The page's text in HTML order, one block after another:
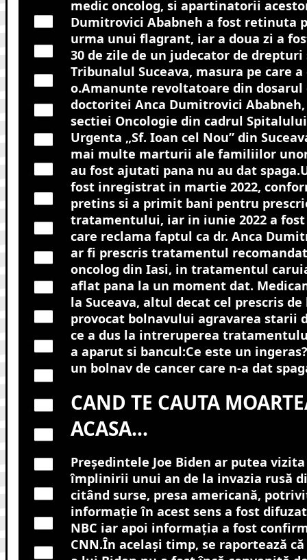
medic oncolog, si apartinatorii
Dumitrovici Ababneh a fost retinuta
urma unui flagrant, iar a doua zi a
30 de zile de un judecator de
Tribunalul Suceava, masura pe care
o.Amanunte revoltatoare din dosarul
doctoritei Anca Dumitrovici
sectiei Oncologie din cadrul
Urgenta „Sf. Ioan cel Nou” din
mai multe marturii ale familiilor
au fost ajutati pana nu au dat
fost inregistrat in martie 2022,
pretins si a primit bani pentru
tratamentului, iar in iunie 2022 a
care reclama faptul ca dr. Anca
ar fi prescris tratamentul
oncolog din Iasi, in tratamentul
aflat pana la un moment dat.
la Suceava, altul decat cel prescris
provocat bolnavului agravarea starii
ce a dus la intreruperea
a aparut si bancul:Ce este un
un bolnav de cancer care n-a dat
CAND TE CAUTA
ACASA…
Președintele Joe Biden ar putea
împlinirii unui an de la invazia rusă
citând surse, presa americană,
informație în acest sens a fost
NBC iar apoi informația a fost
CNN.În același timp, se raportează